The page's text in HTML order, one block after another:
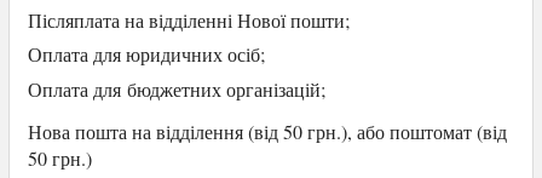
Післяплата на відділенні Нової пошти;
Оплата для юридичних осіб;
Оплата для бюджетних організацій;
Нова пошта на відділення (від 50 грн.), абопоштомат (від
50 грн.)